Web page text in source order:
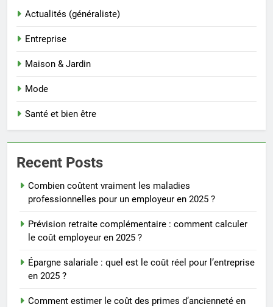
Actualités (généraliste)
Entreprise
Maison & Jardin
Mode
Santé et bien être
Recent Posts
Combien coûtent vraiment les maladies
professionnelles pour un employeur en 2025 ?
Prévision retraite complémentaire : comment calculer
le coût employeur en 2025 ?
Épargne salariale : quel est le coût réel pour l’entreprise
en 2025 ?
Comment estimer le coût des primes d’ancienneté en